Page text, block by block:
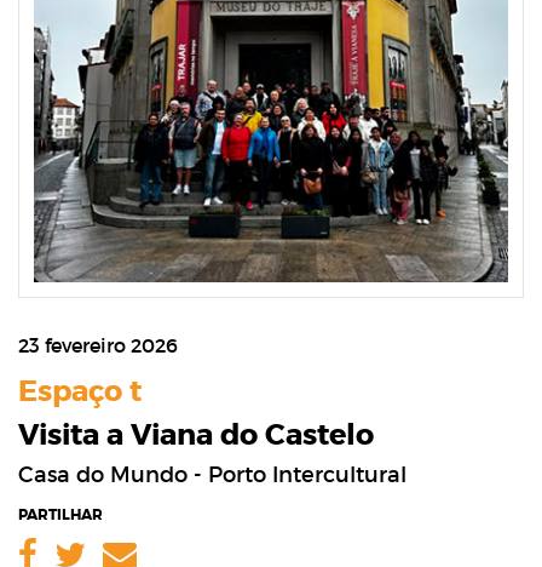
23 fevereiro 2026
Espaço t
Visita a Viana do Castelo
Casa do Mundo - Porto Intercultural
PARTILHAR
Facebook
Twitter
Email